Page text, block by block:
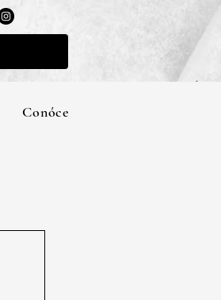
Conócenos